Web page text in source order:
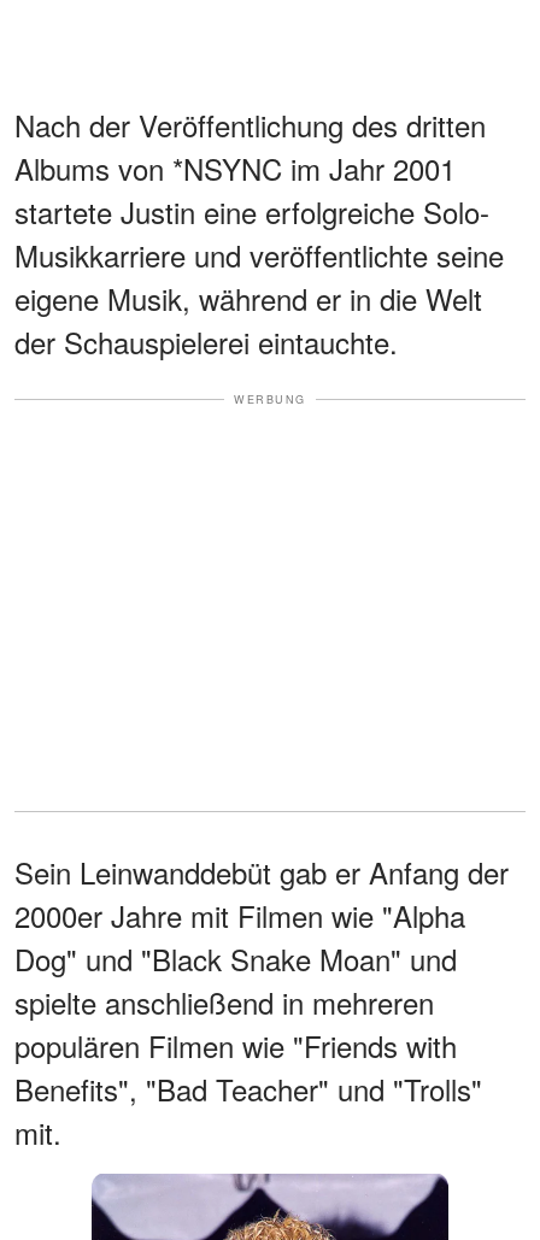
Nach der Veröffentlichung des dritten
Albums von *NSYNC im Jahr 2001
startete Justin eine erfolgreiche Solo-
Musikkarriere und veröffentlichte seine
eigene Musik, während er in die Welt
der Schauspielerei eintauchte.
WERBUNG
Sein Leinwanddebüt gab er Anfang der
2000er Jahre mit Filmen wie "Alpha
Dog" und "Black Snake Moan" und
spielte anschließend in mehreren
populären Filmen wie "Friends with
Benefits", "Bad Teacher" und "Trolls"
mit.